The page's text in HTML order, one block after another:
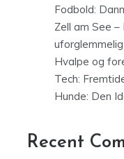
Fodbold:
Zell am See
Hvalpe og
Tech:
Hunde: Den
Recent